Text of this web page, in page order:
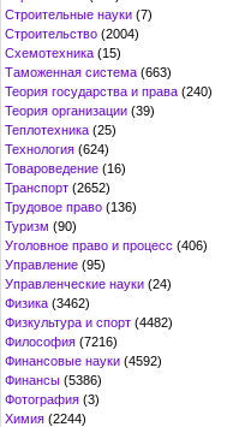
Строительные науки (7)
Строительство (2004)
Схемотехника (15)
Таможенная система (663)
Теория государства и права (240)
Теория организации (39)
Теплотехника (25)
Технология (624)
Товароведение (16)
Транспорт (2652)
Трудовое право (136)
Туризм (90)
Уголовное право и процесс (406)
Управление (95)
Управленческие науки (24)
Физика (3462)
Физкультура и спорт (4482)
Философия (7216)
Финансовые науки (4592)
Финансы (5386)
Фотография (3)
Химия (2244)